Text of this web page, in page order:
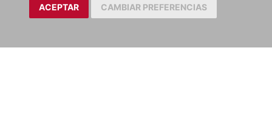
ACEPTAR CAMBIAR PREFERENCIAS